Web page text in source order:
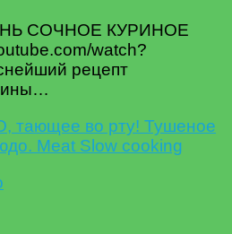
СОЧНОЕ КУРИНОЕ
watch?
рецепт